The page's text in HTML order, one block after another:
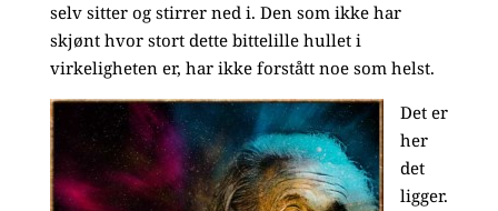
selv sitter og stirrer ned i. Den som ikke har
skjønt hvor stort dette bittelille hullet i
virkeligheten er, har ikke forstått noe som helst.
Det er
her
det
ligger.